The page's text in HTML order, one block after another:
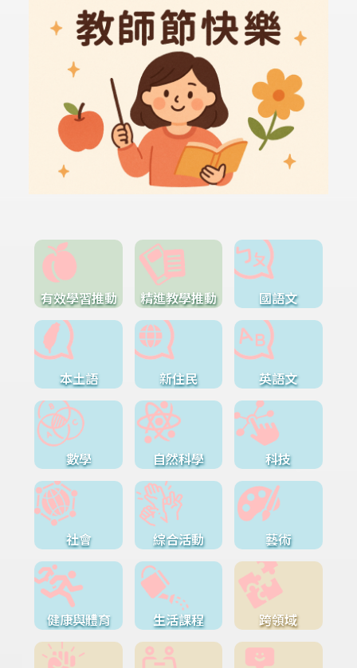
有效學習推動 精進教學推動 國語文
本土語 新住民 英語文
數學 自然科學 科技
社會 綜合活動 藝術
健康與體育 生活課程 跨領域